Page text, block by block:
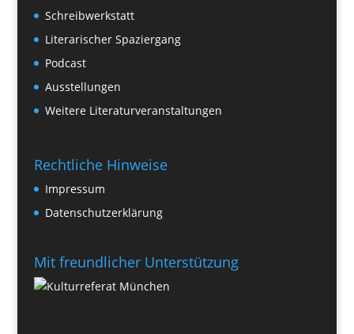
Schreibwerkstatt
Literarischer Spaziergang
Podcast
Ausstellungen
Weitere Literaturveranstaltungen
Rechtliche Hinweise
Impressum
Datenschutzerklärung
Mit freundlicher Unterstützung